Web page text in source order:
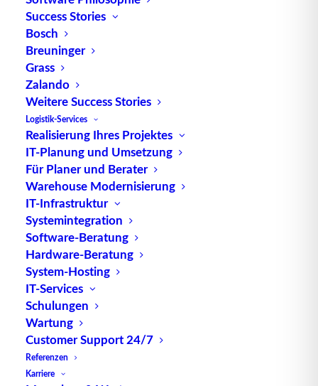
Success Stories
Bosch
Breuninger
Grass
Zalando
Weitere Success Stories
Logistik-Services
Realisierung Ihres Projektes
IT-Planung und Umsetzung
Für Planer und Berater
Warehouse Modernisierung
IT-Infrastruktur
Systemintegration
Software-Beratung
Hardware-Beratung
System-Hosting
IT-Services
Schulungen
Wartung
Customer Support 24/7
Referenzen
Karriere
Near Field Communication
DieNear Field Communication
international anerkannter Übertragungsstandard.
Die Nahbereichsfunktechnik beschreibt dabei eine
Übertragung, meist von Daten über eine kurze
Distanz von wenigen Zentimetern und erfolgt
ausschließlich drahtlos, nicht kabelgebunden.
Die Kommunikation zwischen
Empfänger ist bei NFC intuitiv gehalten. So wird in
der Praxis beispielsweise einfach ein Smartphone
nahe an das Empfangsmodul gehalten. Sind beide
Seiten aktiviert, muss der Nutzer nichts mehr
beachten; beide Geräte koppeln sich automatisch
und führen den Datenaustausch selbstständig
untereinander aus. Ebenfalls gängige Praxis: NFC-